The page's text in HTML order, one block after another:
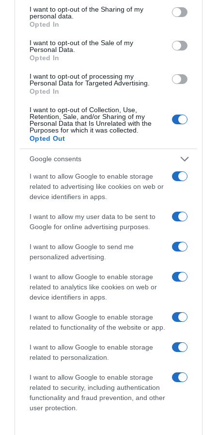
not limited to your visit or usage behaviour. You may click to
grant or deny consent to Google and its third-party tags to
use your data for below specified purposes in below Google
consent section.
I want to opt-out of the Sharing of my
personal data.
Opted In
I want to opt-out of the Sale of my
Personal Data.
Opted In
I want to opt-out of processing my
Personal Data for Targeted Advertising.
Opted In
I want to opt-out of Collection, Use,
Retention, Sale, and/or Sharing of my
Personal Data that Is Unrelated with the
Purposes for which it was collected.
Opted Out
Google consents
I want to allow Google to enable storage
related to advertising like cookies on web or
device identifiers in apps.
I want to allow my user data to be sent to
Google for online advertising purposes.
I want to allow Google to send me
personalized advertising.
I want to allow Google to enable storage
related to analytics like cookies on web or
device identifiers in apps.
I want to allow Google to enable storage
related to functionality of the website or app.
I want to allow Google to enable storage
related to personalization.
I want to allow Google to enable storage
related to security, including authentication
functionality and fraud prevention, and other
user protection.
Ο καιρός των επομένων ημερών: Κανονικός
άνοδο της θερμοκρασίας
ΥΠΕΞ!
Το φαρμακείο των διακοπών: Ο πλήρης οδηγός για
ασφαλείς εξορμήσεις και τα απαραίτητα Πρώτων
Βοηθειών
Προβληματισμός για την εξωτερική πολιτική
Ήλιος και μάτια: Ο αόρατος κίνδυνος του
ΤΟ ΠΑΡΟΝ: Ρυθμιστής ο Αντώνης Σαμαράς – Απειλή
για ΝΔ
ΤΟ ΒΙΒΛΙΟ ΣΤΟ “Π”